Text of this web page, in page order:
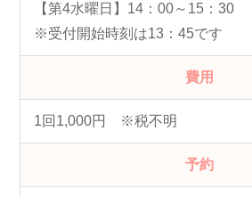
【第4水曜日】14：00～15：30
※受付開始時刻は13：45です
費用
1回1,000円 ※税不明
予約